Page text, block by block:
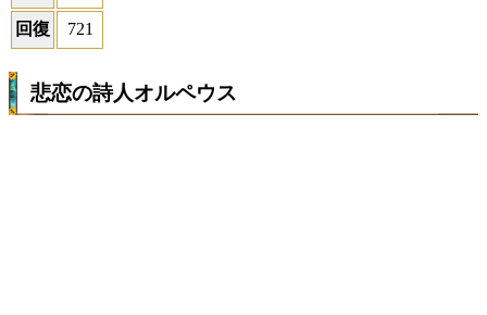
回復 721
悲恋の詩人オルペウス